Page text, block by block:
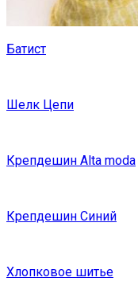
Батист
Шелк Цепи
Крепдешин Alta moda
Крепдешин Синий
Хлопковое шитье